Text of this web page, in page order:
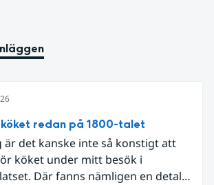
redan på 1800-talet
är det kanske inte så konstigt att
köket under mitt besök i
Där fanns nämligen en detalj